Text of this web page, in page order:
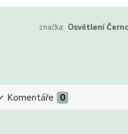
značka: Osvětlení
Komentáře 0